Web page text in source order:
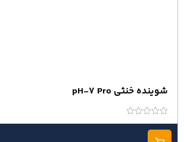
شوینده خنثی pH-7 Pro
امتیاز
0
از